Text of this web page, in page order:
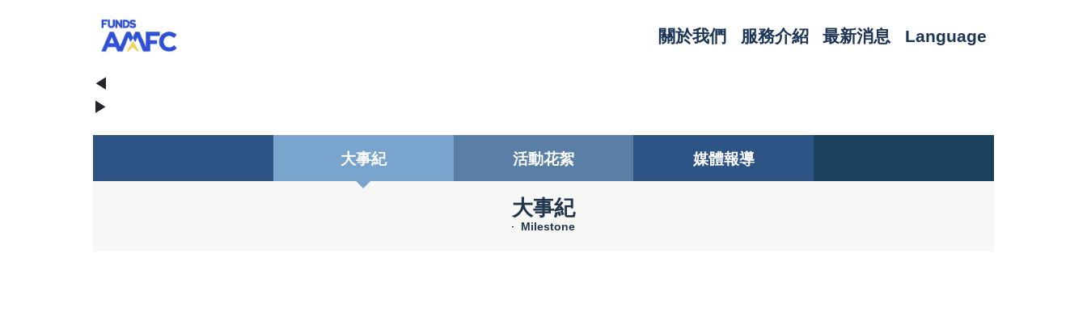
關於我們 服務介紹 最新消息 Language
◀
▶
大事紀 活動花絮 媒體報導
大事紀
Milestone